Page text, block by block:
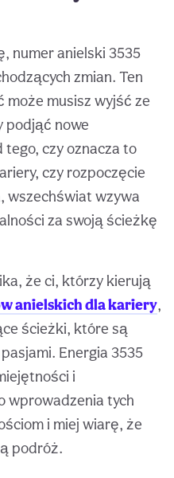
numer anielski 3535
zmian. Ten
może musisz wyjść ze
podjąć nowe
tego, czy oznacza to
czy rozpoczęcie
wszechświat wzywa
za swoją ścieżkę
że ci, którzy kierują
anielskich dla kariery,
ścieżki, które są
Energia 3535
i
wprowadzenia tych
i miej wiarę, że
podróż.